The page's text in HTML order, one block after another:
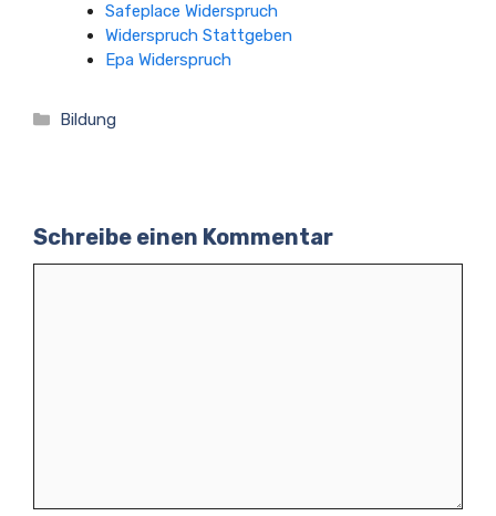
Safeplace Widerspruch
Widerspruch Stattgeben
Epa Widerspruch
Kategorien
Bildung
Schreibe einen Kommentar